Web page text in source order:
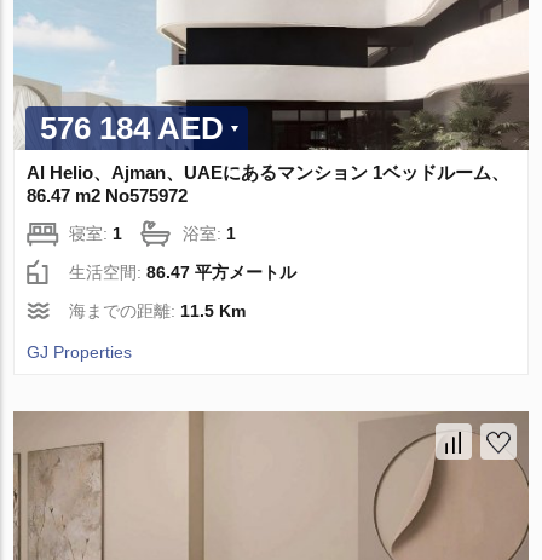
576 184 AED
Al Helio、Ajman、UAEにあるマンション 1ベッドルーム、
86.47 m2 No575972
寝室: 1 浴室: 1
生活空間:86.47 平方メートル
海までの距離: 11.5 Km
GJ Properties